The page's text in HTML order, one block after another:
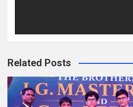
Related Posts